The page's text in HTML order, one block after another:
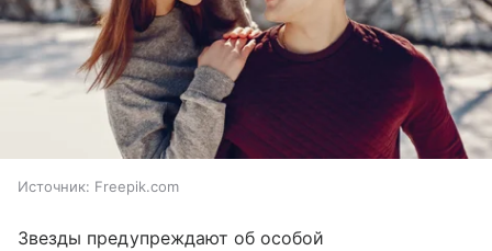
Источник: Freepik.com
Звезды предупреждают об особой